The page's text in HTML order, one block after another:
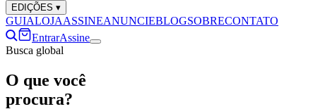
EDIÇÕES ▾
GUIALOJAASSINEANUNCIEBLOGSOBRECONTATO
EntrarAssine
Busca global
O que você
procura?